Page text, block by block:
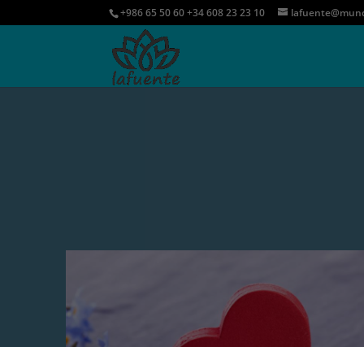
+986 65 50 60 +34 608 23 23 10